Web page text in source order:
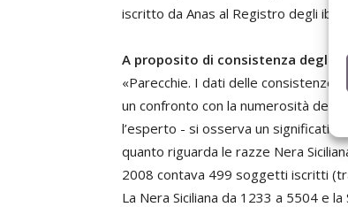
iscritto da Anas al Registro degli
A proposito di consistenza degli
«Parecchie. I dati delle consistenze
un confronto con la numerosità dei
l’esperto - si osserva un
quanto riguarda le razze Nera
2008 contava 499 soggetti iscritti
La Nera Siciliana da 1233 a 5504 e